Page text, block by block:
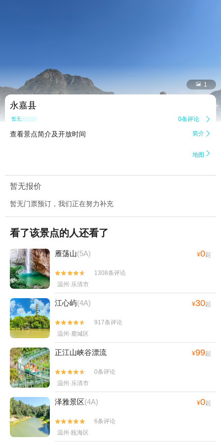
 1
永嘉县
暂无点评 0条评论 
查看景点简介及开放时间 简介 
地图 
暂无报价
暂无门票预订，我们正在努力补充
看了该景点的人还看了
雁荡山(5A) ¥0起


1308条评论
温州·乐清市
江心屿(4A) ¥30起


917条评论
温州·鹿城区
正江山峡谷漂流 ¥99起


0条评论
温州·乐清市
泽雅景区(4A) ¥0起


6条评论
温州·瓯海区